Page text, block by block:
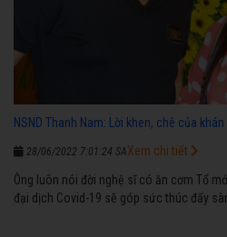
NSND Thanh Nam: Lời khen, chê của
28/06/2022 7:01:24 SA
Ông luôn nói đời nghệ sĩ có ăn cơm Tổ
đại dịch Covid-19 sẽ góp sức thúc đẩy
Xem chi tiết